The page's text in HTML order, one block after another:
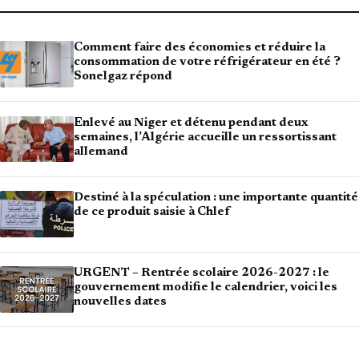
Comment faire des économies et réduire la
consommation de votre réfrigérateur en été ?
Sonelgaz répond
Enlevé au Niger et détenu pendant deux
semaines, l’Algérie accueille un ressortissant
allemand
Destiné à la spéculation : une importante quantité
de ce produit saisie à Chlef
URGENT – Rentrée scolaire 2026-2027 : le
gouvernement modifie le calendrier, voici les
nouvelles dates